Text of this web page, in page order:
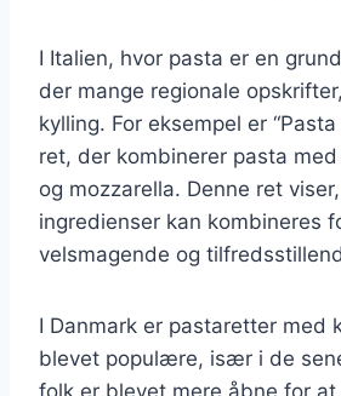
I Italien, hvor pasta er en
der mange regionale
kylling. For eksempel er
ret, der kombinerer pasta
og mozzarella. Denne ret
ingredienser kan kombineres
velsmagende og
I Danmark er pastaretter med
blevet populære, især i de
folk er blevet mere åbne for